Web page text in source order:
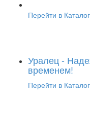
Перейти в Каталог
Уралец -
временем!
Перейти в Каталог